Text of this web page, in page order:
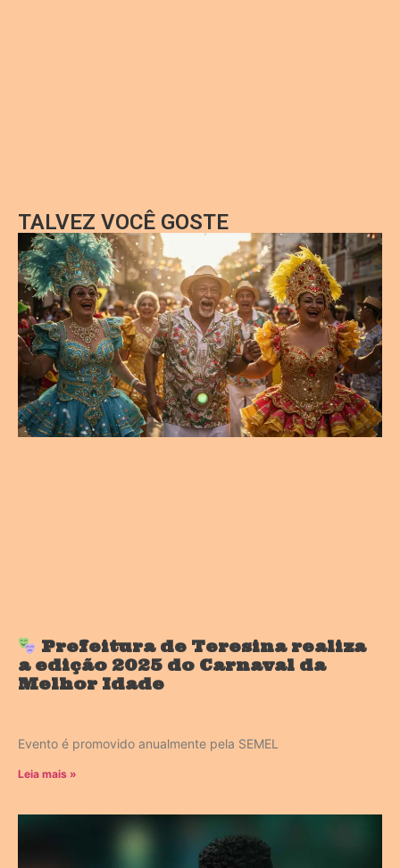
TALVEZ VOCÊ GOSTE
Prefeitura de Teresina realiza
a edição 2025 do Carnaval da
Melhor Idade
Evento é promovido anualmente pela SEMEL
Leia mais »